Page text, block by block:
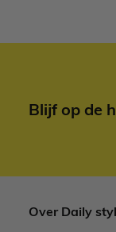
Blijf op de
Over Daily